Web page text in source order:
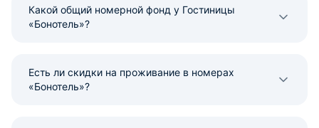
Какой общий номерной фонд у Гостиницы
«Бонотель»?
Есть ли скидки на проживание в номерах
«Бонотель»?